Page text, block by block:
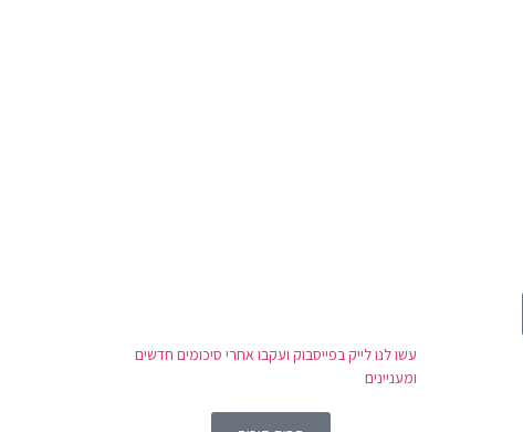
עשו לנו לייק בפייסבוק ועקבו אחרי סיכומים חדשים
ומעניינים